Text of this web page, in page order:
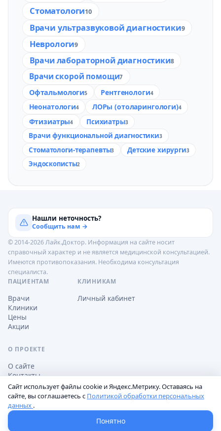
Стоматологи10
Врачи ультразвуковой диагностики9
Неврологи9
Врачи лабораторной диагностики8
Врачи скорой помощи7
Офтальмологи5 Рентгенологи4
Неонатологи4 ЛОРы (отоларингологи)4
Фтизиатры4 Психиатры3
Врачи функциональной диагностики3
Стоматологи-терапевты3 Детские хирурги3
Эндоскописты2
Нашли неточность?
Сообщить нам →
© 2014-2026 Лайк.Доктор. Информация на сайте носит
справочный характер и не является медицинской консультацией.
Имеются противопоказания. Необходима консультация
специалиста.
ПАЦИЕНТАМ
Врачи
Клиники
Цены
Акции
КЛИНИКАМ
Личный кабинет
О ПРОЕКТЕ
О сайте
Контакты
Обработка персональных данных
Пользовательское соглашениеНастройки cookie
Сайт использует файлы cookie и Яндекс.Метрику. Оставаясь на
сайте, вы соглашаетесь с Политикой обработки персональных
данных .
Понятно